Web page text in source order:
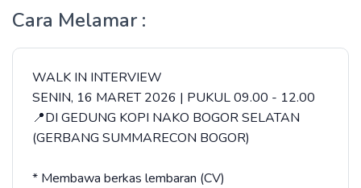
Cara Melamar :
WALK IN INTERVIEW
SENIN, 16 MARET 2026 | PUKUL 09.00 - 12.00
📍DI GEDUNG KOPI NAKO BOGOR SELATAN
(GERBANG SUMMARECON BOGOR)
* Membawa berkas lembaran (CV)